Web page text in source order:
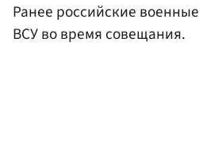
Ранее российские военные
ВСУ во время совещания.